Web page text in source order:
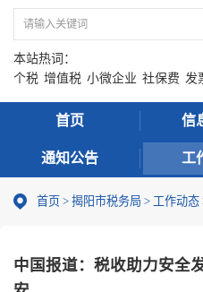
本站热词：
个税 增值税 小微企业 社保费 发
首页 信
通知公告 工
首页 > 揭阳市税务局 > 工作动态
中国报道：税收助力安全